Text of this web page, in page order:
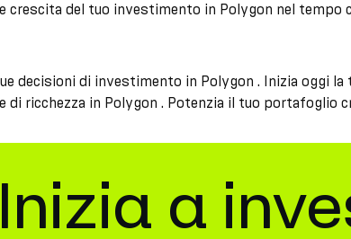
crescita del tuo investimento in Polygon nel tempo
decisioni di investimento in Polygon . Inizia oggi
ricchezza in Polygon . Potenzia il tuo portafoglio
Inizia a